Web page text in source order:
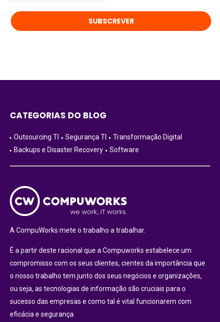
CATEGORIAS DO BLOG
Outsourcing TI Segurança TI
Transformação Digital
Backups e Disaster Recovery
Software
A CompuWorks mete o trabalho a trabalhar.
É a partir deste racional que a Compuworks estabelece um
compromisso com os seus clientes, cientes da importância que
o nosso trabalho tem junto dos seus negócios e organizações,
ou seja, as tecnologias de informação são cruciais para o
sucesso das empresas e como tal é vital funcionarem com
eficácia e segurança.